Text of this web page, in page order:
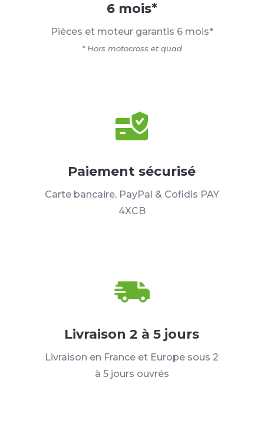
6 mois*
Pièces et moteur garantis 6 mois*
* Hors motocross et quad
Paiement sécurisé
Carte bancaire, PayPal & Cofidis PAY
4XCB
Livraison 2 à 5 jours
Livraison en France et Europe sous 2
à 5 jours ouvrés